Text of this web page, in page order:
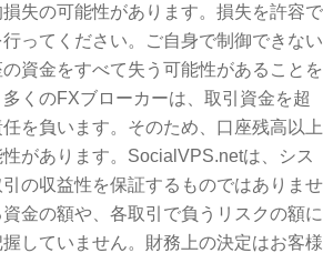
失の可能性があります。損失を許容で
ってください。ご自身で制御できない
資金をすべて失う可能性があることを
くのFXブローカーは、取引資金を超
を負います。そのため、口座残高以上
があります。SocialVPS.netは、シス
の収益性を保証するものではありませ
金の額や、各取引で負うリスクの額に
していません。財務上の決定はお客様